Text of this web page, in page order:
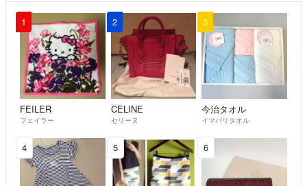
1
FEILER
フェイラー
2
CELINE
セリーヌ
3
今治タオル
イマバリタオル
4 5 6